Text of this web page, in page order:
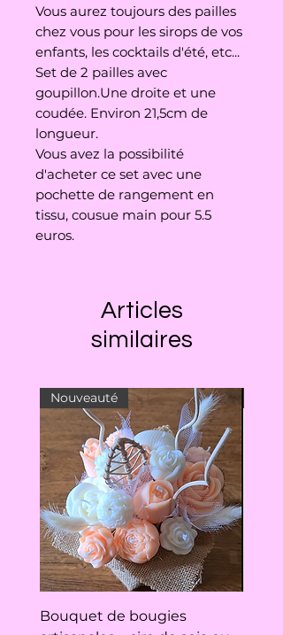
Vous aurez toujours des pailles
chez vous pour les sirops de vos
enfants, les cocktails d'été, etc...
Set de 2 pailles avec
goupillon.Une droite et une
coudée. Environ 21,5cm de
longueur.
Vous avez la possibilité
d'acheter ce set avec une
pochette de rangement en
tissu, cousue main pour 5.5
euros.
Articles
similaires
Nouveauté
Bouquet de bougies